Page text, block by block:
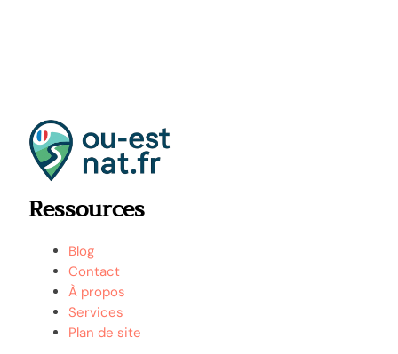
Ressources
Blog
Contact
À propos
Services
Plan de site